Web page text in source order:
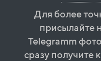
Для более
присылайте
Telegramm
сразу получите